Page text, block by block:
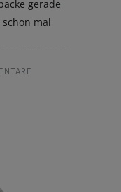
gerade
schon mal